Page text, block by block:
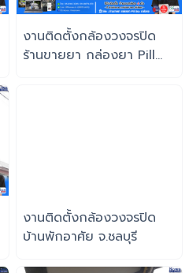
งานติดตั้งกล้องวงจรปิด
ร้านขายยา กล่องยา Pill
งานติดตั้งกล้องวงจรปิด
บ้านพักอาศัย จ.ชลบุรี